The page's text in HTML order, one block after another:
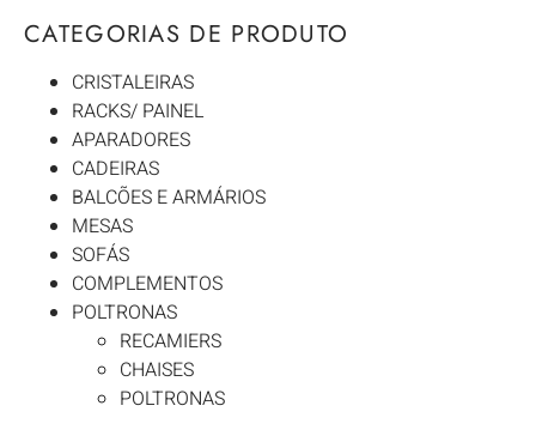
CATEGORIAS DE PRODUTO
CRISTALEIRAS
RACKS/ PAINEL
APARADORES
CADEIRAS
BALCÕES E ARMÁRIOS
MESAS
SOFÁS
COMPLEMENTOS
POLTRONAS
RECAMIERS
CHAISES
POLTRONAS